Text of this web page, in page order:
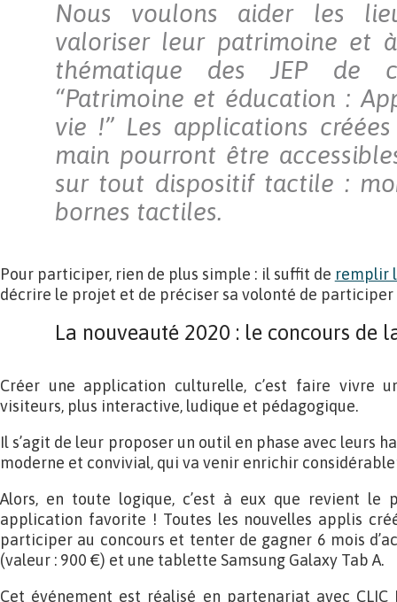
Nous voulons aider les
valoriser leur patrimoine et
thématique des JEP de
“Patrimoine et éducation :
vie !” Les applications
main pourront être
sur tout dispositif tactile :
bornes tactiles.
Pour participer, rien de plus simple : il suffit de remplir
décrire le projet et de préciser sa volonté de participer
La nouveauté 2020 : le concours de
Créer une application culturelle, c’est faire vivre
visiteurs, plus interactive, ludique et pédagogique.
Il s’agit de leur proposer un outil en phase avec leurs
moderne et convivial, qui va venir enrichir
Alors, en toute logique, c’est à eux que revient le
application favorite ! Toutes les nouvelles applis
participer au concours et tenter de gagner 6 mois
(valeur : 900 €) et une tablette Samsung Galaxy Tab A.
Cet événement est réalisé en partenariat avec